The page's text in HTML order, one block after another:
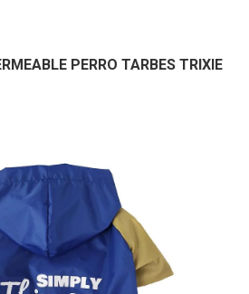
PERRO TARBES TRIXIE